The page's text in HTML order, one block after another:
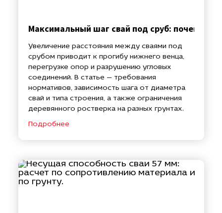
Максимальный шаг свай под сруб: почему
Увеличение расстояния между сваями под
срубом приводит к прогибу нижнего венца,
перегрузке опор и разрушению угловых
соединений. В статье — требования
нормативов, зависимость шага от диаметра
свай и типа строения, а также ограничения
деревянного ростверка на разных грунтах.
Подробнее